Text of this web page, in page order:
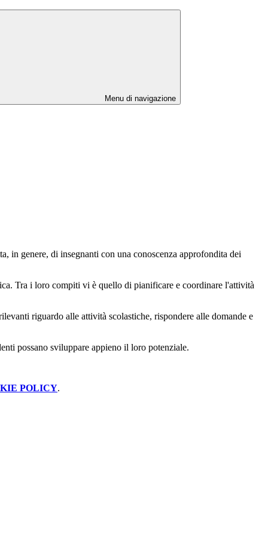
Menu di navigazione
in genere, di insegnanti con una conoscenza approfondita dei
Tra i loro compiti vi è quello di pianificare e coordinare l'attività
riguardo alle attività scolastiche, rispondere alle domande e
possano sviluppare appieno il loro potenziale.
POLICY.